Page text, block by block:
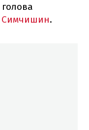
Симчишин.